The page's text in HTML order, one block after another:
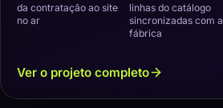
da contratação ao site
no ar
linhas do catálogo
sincronizadas com a
fábrica
Ver o projeto completo